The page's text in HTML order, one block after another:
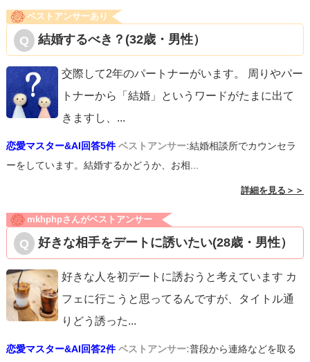
ベストアンサーあり
結婚するべき？(32歳・男性）
交際して2年のパートナーがいます。 周りやパー
トナーから「結婚」というワードがたまに出て
きますし、 ...
恋愛マスター&AI回答5件 ベストアンサー:結婚相談所でカウンセラ
ーをしています。結婚するかどうか、お相...
詳細を見る＞＞
mkhphpさんがベストアンサー
好きな相手をデートに誘いたい(28歳・男性）
好きな人を初デートに誘おうと考えています カ
フェに行こうと思ってるんですが、タイトル通
りどう誘った...
恋愛マスター&AI回答2件 ベストアンサー:普段から連絡などを取る